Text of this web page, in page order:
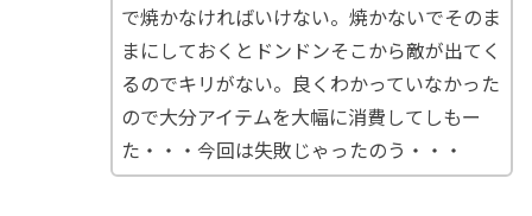
で焼かなければいけない。焼かないでそのま
まにしておくとドンドンそこから敵が出てく
るのでキリがない。良くわかっていなかった
ので大分アイテムを大幅に消費してしもー
た・・・今回は失敗じゃったのう・・・